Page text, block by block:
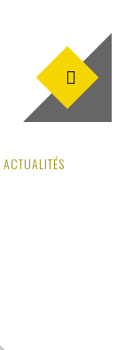
ACTUALITÉS